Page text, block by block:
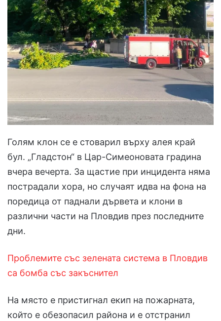
Голям клон се е стоварил върху алея край
бул. „Гладстон“ в Цар-Симеоновата градина
вчера вечерта. За щастие при инцидента няма
пострадали хора, но случаят идва на фона на
поредица от паднали дървета и клони в
различни части на Пловдив през последните
дни.
Проблемите със зелената система в Пловдив
са бомба със закъснител
На място е пристигнал екип на пожарната,
който е обезопасил района и е отстранил